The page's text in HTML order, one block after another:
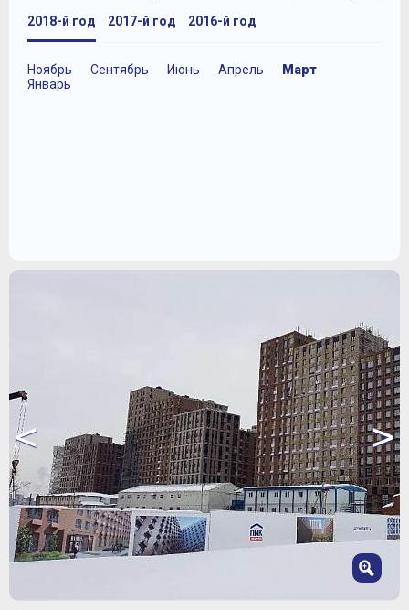
2018-й год
Ноябрь Сентябрь Июнь Апрель
Март
Январь
2017-й год 2016-й год
< >